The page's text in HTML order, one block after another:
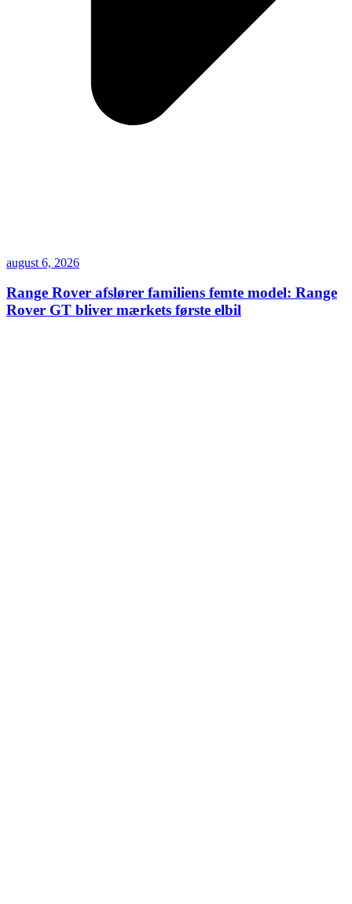
august 6, 2026
Range Rover afslører familiens femte model: Range
Rover GT bliver mærkets første elbil